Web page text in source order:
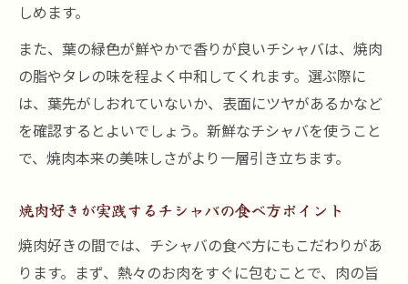
しめます。
また、葉の緑色が鮮やかで香りが良いチシャバは、焼肉
の脂やタレの味を程よく中和してくれます。選ぶ際に
は、葉先がしおれていないか、表面にツヤがあるかなど
を確認するとよいでしょう。新鮮なチシャバを使うこと
で、焼肉本来の美味しさがより一層引き立ちます。
焼肉好きが実践するチシャバの食べ方ポイント
焼肉好きの間では、チシャバの食べ方にもこだわりがあ
ります。まず、熱々のお肉をすぐに包むことで、肉の旨